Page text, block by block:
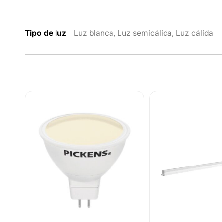
Tipo de luz Luz blanca, Luz semicálida, Luz cálida